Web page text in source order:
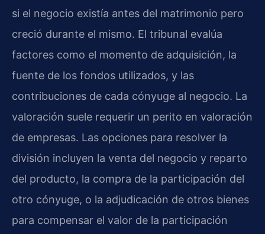
si el negocio existía antes del matrimonio pero
creció durante el mismo. El tribunal evalúa
factores como el momento de adquisición, la
fuente de los fondos utilizados, y las
contribuciones de cada cónyuge al negocio. La
valoración suele requerir un perito en valoración
de empresas. Las opciones para resolver la
división incluyen la venta del negocio y reparto
del producto, la compra de la participación del
otro cónyuge, o la adjudicación de otros bienes
para compensar el valor de la participación